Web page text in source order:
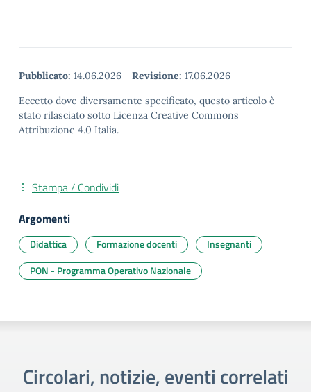
Pubblicato: 14.06.2026 - Revisione: 17.06.2026
Eccetto dove diversamente specificato, questo articolo è
stato rilasciato sotto Licenza Creative Commons
Attribuzione 4.0 Italia.
Stampa / Condividi
Argomenti
Didattica Formazione docenti
Insegnanti
PON - Programma Operativo Nazionale
Circolari, notizie, eventi correlati